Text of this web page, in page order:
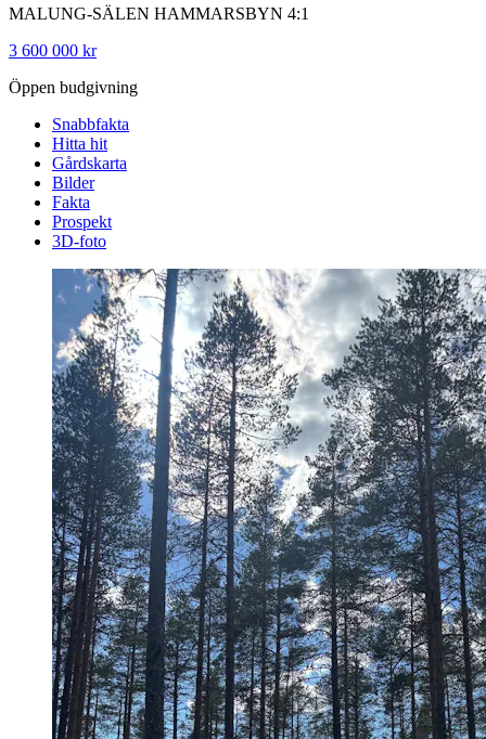
MALUNG-SÄLEN HAMMARSBYN 4:1
3 600 000 kr
Öppen budgivning
Snabbfakta
Hitta hit
Gårdskarta
Bilder
Fakta
Prospekt
3D-foto